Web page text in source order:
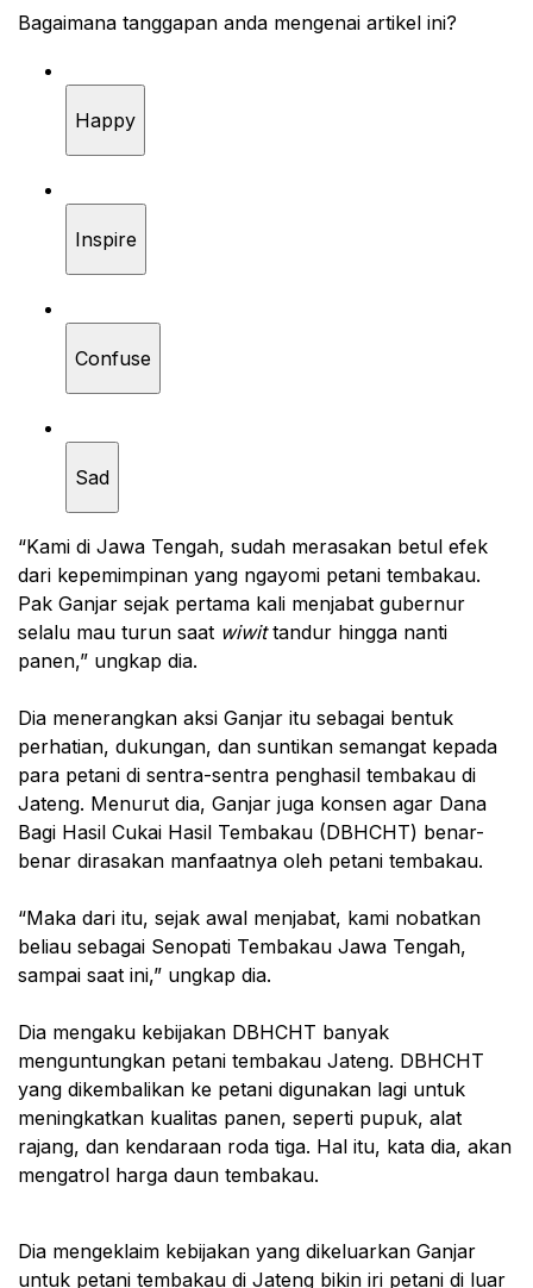
Bagaimana tanggapan anda mengenai artikel ini?
Happy
Inspire
Confuse
Sad
“Kami di Jawa Tengah, sudah merasakan betul efek
dari kepemimpinan yang ngayomi petani tembakau.
Pak Ganjar sejak pertama kali menjabat gubernur
selalu mau turun saat wiwittandur hingga nanti
panen,” ungkap dia.
Dia menerangkan aksi Ganjar itu sebagai bentuk
perhatian, dukungan, dan suntikan semangat kepada
para petani di sentra-sentra penghasil tembakau di
Jateng. Menurut dia, Ganjar juga konsen agar Dana
Bagi Hasil Cukai Hasil Tembakau (DBHCHT) benar-
benar dirasakan manfaatnya oleh petani tembakau.
“Maka dari itu, sejak awal menjabat, kami nobatkan
beliau sebagai Senopati Tembakau Jawa Tengah,
sampai saat ini,” ungkap dia.
Dia mengaku kebijakan DBHCHT banyak
menguntungkan petani tembakau Jateng. DBHCHT
yang dikembalikan ke petani digunakan lagi untuk
meningkatkan kualitas panen, seperti pupuk, alat
rajang, dan kendaraan roda tiga. Hal itu, kata dia, akan
mengatrol harga daun tembakau.
Dia mengeklaim kebijakan yang dikeluarkan Ganjar
untuk petani tembakau di Jateng bikin iri petani di luar